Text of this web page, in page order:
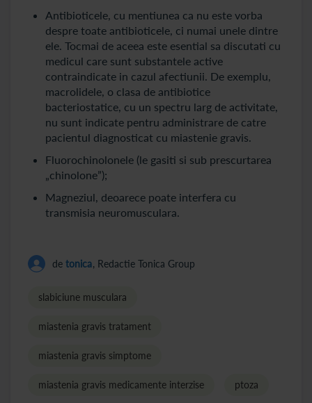
Antibioticele, cu mentiunea ca nu este vorba
despre toate antibioticele, ci numai unele dintre
ele. Tocmai de aceea este esential sa discutati cu
medicul care sunt substantele active
contraindicate in cazul afectiunii. De exemplu,
macrolidele, o clasa de antibiotice
bacteriostatice, cu un spectru larg de activitate,
nu sunt indicate pentru administrare de catre
pacientul diagnosticat cu miastenie gravis.
Fluorochinolonele (le gasiti si sub prescurtarea
„chinolone”);
Magneziul, deoarece poate interfera cu
transmisia neuromusculara.
de tonica, Redactie Tonica Group
slabiciune musculara
miastenia gravis tratament
miastenia gravis simptome
miastenia gravis medicamente interzise ptoza